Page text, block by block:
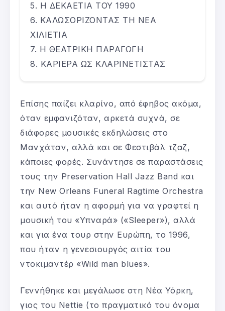
Η ΔΕΚΑΕΤΙΑ ΤΟΥ 1990
ΚΑΛΩΣΟΡΙΖΟΝΤΑΣ ΤΗ ΝΕΑ
ΧΙΛΙΕΤΙΑ
Η ΘΕΑΤΡΙΚΗ ΠΑΡΑΓΩΓΗ
ΚΑΡΙΕΡΑ ΩΣ ΚΛΑΡΙΝΕΤΙΣΤΑΣ
Επίσης παίζει κλαρίνο, από έφηβος ακόμα,
όταν εμφανιζόταν, αρκετά συχνά, σε
διάφορες μουσικές εκδηλώσεις στο
Μανχάταν, αλλά και σε Φεστιβάλ τζαζ,
κάποιες φορές. Συνάντησε σε παραστάσεις
τους την Preservation Hall Jazz Band και
την New Orleans Funeral Ragtime Orchestra
και αυτό ήταν η αφορμή για να γραφτεί η
μουσική του «Υπναρά» («Sleeper»), αλλά
και για ένα τουρ στην Ευρώπη, το 1996,
που ήταν η γενεσιουργός αιτία του
ντοκιμαντέρ «Wild man blues».
Γεννήθηκε και μεγάλωσε στη Νέα Υόρκη,
γιος του Nettie (το πραγματικό του όνομα